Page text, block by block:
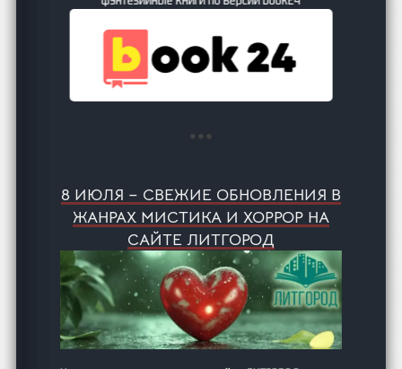
8 ИЮЛЯ – СВЕЖИЕ ОБНОВЛЕНИЯ В
ЖАНРАХ МИСТИКА И ХОРРОР НА
САЙТЕ ЛИТГОРОД